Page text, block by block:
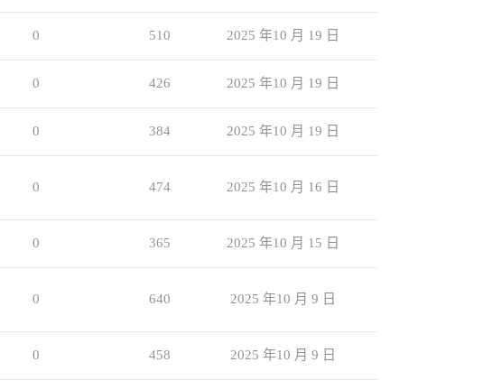
0 510 2025 年10 月 19 日
0 426 2025 年10 月 19 日
0 384 2025 年10 月 19 日
0 474 2025 年10 月 16 日
0 365 2025 年10 月 15 日
0 640 2025 年10 月 9 日
0 458 2025 年10 月 9 日